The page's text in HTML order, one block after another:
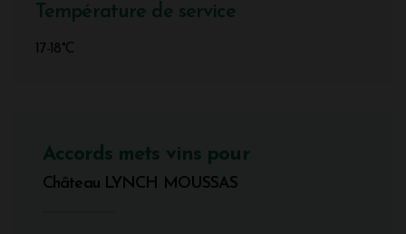
Température de service
17-18°C
Accords mets vins pour
Château LYNCH MOUSSAS